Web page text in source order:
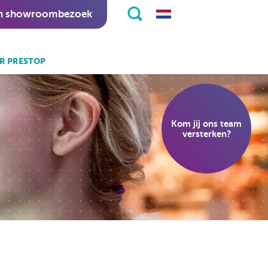
showroombezoek
ook:
software.
software.
PRESTOP
Kom jij ons team
versterken?